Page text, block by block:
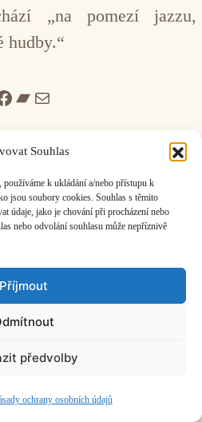
Souhlas
k ukládání a/nebo přístupu k
jsou soubory cookies. Souhlas s těmito
údaje, jako je chování při procházení nebo
nebo odvolání souhlasu může nepříznivě
Příjmout
předvolby
ochrany osobních údajů
„na pomezí jazzu,
hudby.“
Bandcamp
Mail
Hudební informační středisko|
nás:info@hisvoice.cz
a admin